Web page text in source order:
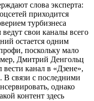
слова эксперта:
приходится
турбизнеса
свои каналы всего
остается одним
поскольку мало
Дмитрий Денгольц
вести канал в «Дзене»,
В связи с последними
однако
контент здесь